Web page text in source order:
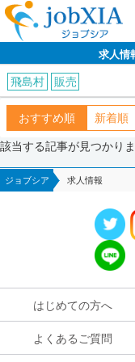
求人情
飛島村 販売
おすすめ順 新着順
該当する記事が見つかりま
ジョブシア 求人情報
はじめての方へ
よくあるご質問